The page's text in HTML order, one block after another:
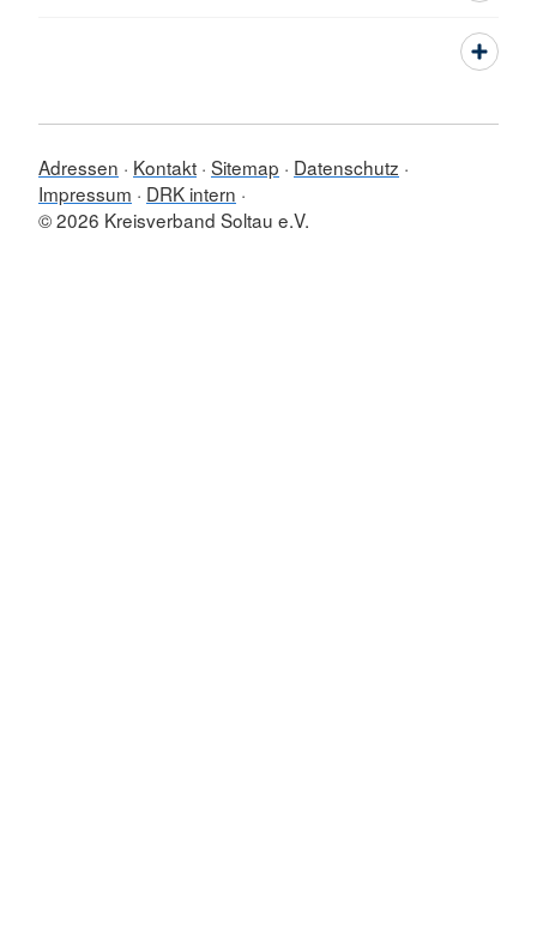
Adressen Kontakt Sitemap
Datenschutz
Impressum
DRK intern
© 2026 Kreisverband Soltau e.V.